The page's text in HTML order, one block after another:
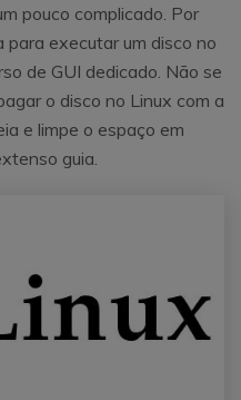
pouco complicado. Por
para executar um disco no
de GUI dedicado. Não se
o disco no Linux com a
e limpe o espaço em
guia.